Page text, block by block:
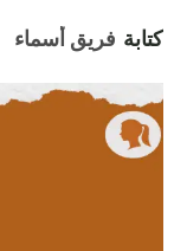
كتابة فريق أسماء